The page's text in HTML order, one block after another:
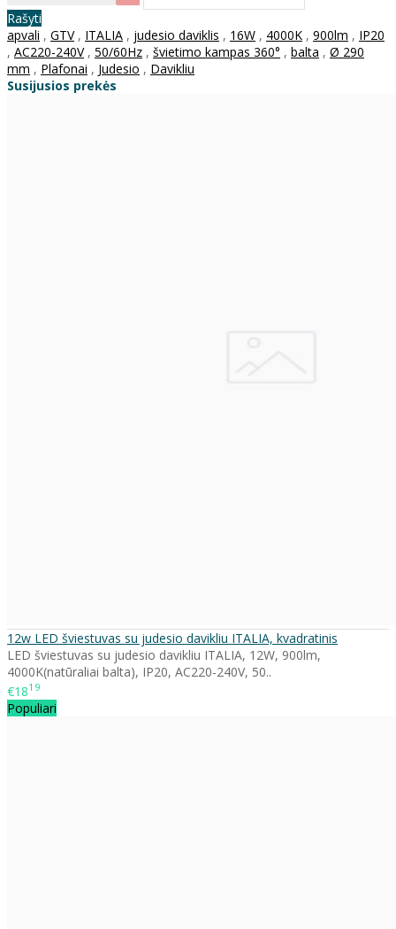
Rašyti
apvali , GTV, ITALIA , judesio daviklis , 16W , 4000K , 900lm , IP20
, AC220-240V, 50/60Hz , švietimo kampas 360° , balta , Ø 290
mm , Plafonai , Judesio , Davikliu
Susijusios prekės
12w LED šviestuvas su judesio davikliu ITALIA, kvadratinis
LED šviestuvas su judesio davikliu ITALIA, 12W, 900lm,
4000K(natūraliai balta), IP20, AC220-240V, 50..
€1819
Populiari